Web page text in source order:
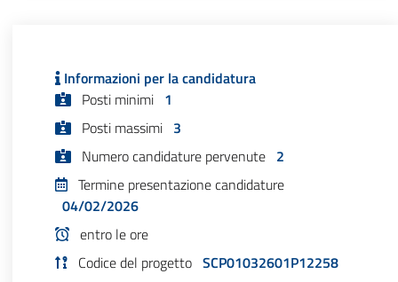
Informazioni per la candidatura
Posti minimi 1
Posti massimi 3
Numero candidature pervenute 2
Termine presentazione candidature
04/02/2026
entro le ore
Codice del progetto SCP01032601P12258